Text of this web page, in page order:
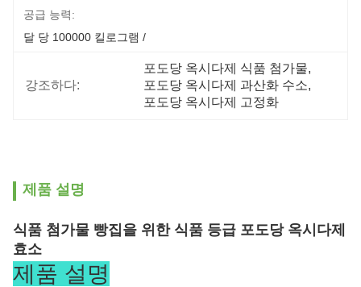
공급 능력:
달 당 100000 킬로그램 /
강조하다:
포도당 옥시다제 식품 첨가물,
포도당 옥시다제 과산화 수소,
포도당 옥시다제 고정화
제품 설명
식품 첨가물 빵집을 위한 식품 등급 포도당 옥시다제
효소
제품 설명